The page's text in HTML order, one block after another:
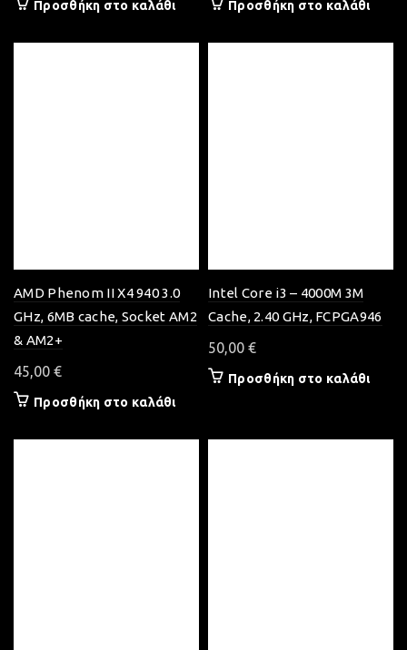
Προσθήκη στο καλάθι Προσθήκη στο καλάθι
AMD Phenom II X4 940 3.0
GHz, 6MB cache, Socket AM2
& AM2+
45,00 €
Προσθήκη στο καλάθι
Intel Core i3 – 4000M 3M
Cache, 2.40 GHz, FCPGA946
50,00 €
Προσθήκη στο καλάθι